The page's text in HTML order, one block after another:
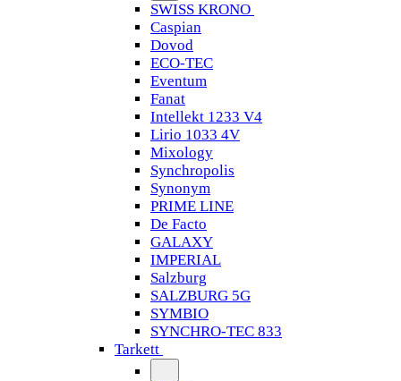
SWISS KRONO
Caspian
Dovod
ECO-TEC
Eventum
Fanat
Intellekt 1233 V4
Lirio 1033 4V
Mixology
Synchropolis
Synonym
PRIME LINE
De Facto
GALAXY
IMPERIAL
Salzburg
SALZBURG 5G
SYMBIO
SYNCHRO-TEC 833
Tarkett